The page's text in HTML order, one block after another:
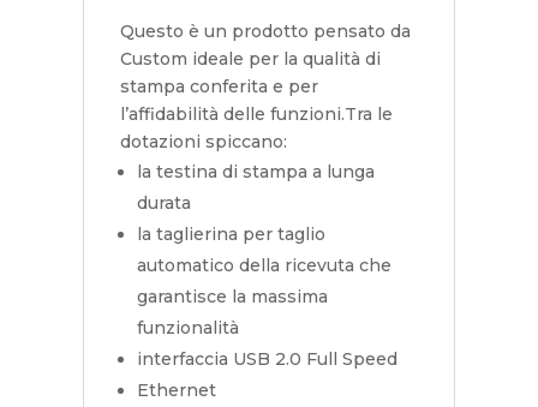
Questo è un prodotto pensato da
Custom ideale per la qualità di
stampa conferita e per
l’affidabilità delle funzioni.Tra le
dotazioni spiccano:
la testina di stampa a lunga
durata
la taglierina per taglio
automatico della ricevuta che
garantisce la massima
funzionalità
interfaccia USB 2.0 Full Speed
Ethernet